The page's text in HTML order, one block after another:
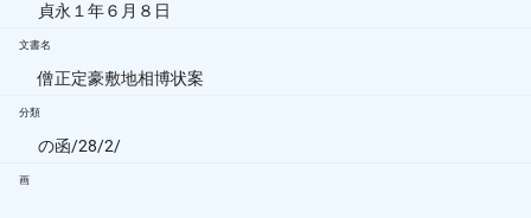
貞永１年６月８日
文書名
僧正定豪敷地相博状案
分類
の函/28/2/
画